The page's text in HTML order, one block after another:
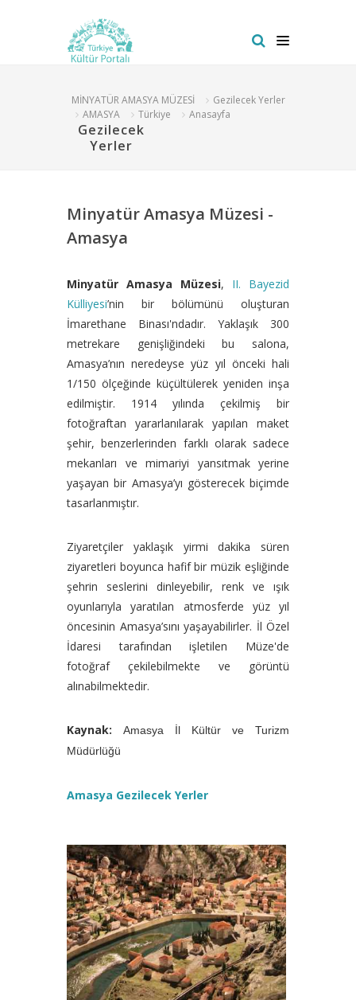
MİNYATÜR AMASYA MÜZESİ
Gezilecek Yerler
AMASYA
Türkiye Anasayfa
Gezilecek
Yerler
Minyatür Amasya Müzesi -
Amasya
Minyatür Amasya Müzesi, II. Bayezid
Külliyesi’nin bir bölümünü oluşturan
İmarethane Binası'ndadır. Yaklaşık 300
metrekare genişliğindeki bu salona,
Amasya’nın neredeyse yüz yıl önceki hali
1/150 ölçeğinde küçültülerek yeniden inşa
edilmiştir. 1914 yılında çekilmiş bir
fotoğraftan yararlanılarak yapılan maket
şehir, benzerlerinden farklı olarak sadece
mekanları ve mimariyi yansıtmak yerine
yaşayan bir Amasya’yı gösterecek biçimde
tasarlanmıştır.
Ziyaretçiler yaklaşık yirmi dakika süren
ziyaretleri boyunca hafif bir müzik eşliğinde
şehrin seslerini dinleyebilir, renk ve ışık
oyunlarıyla yaratılan atmosferde yüz yıl
öncesinin Amasya’sını yaşayabilirler. İl Özel
İdaresi tarafından işletilen Müze'de
fotoğraf çekilebilmekte ve görüntü
alınabilmektedir.
Kaynak: Amasya İl Kültür ve Turizm
Müdürlüğü
Amasya Gezilecek Yerler